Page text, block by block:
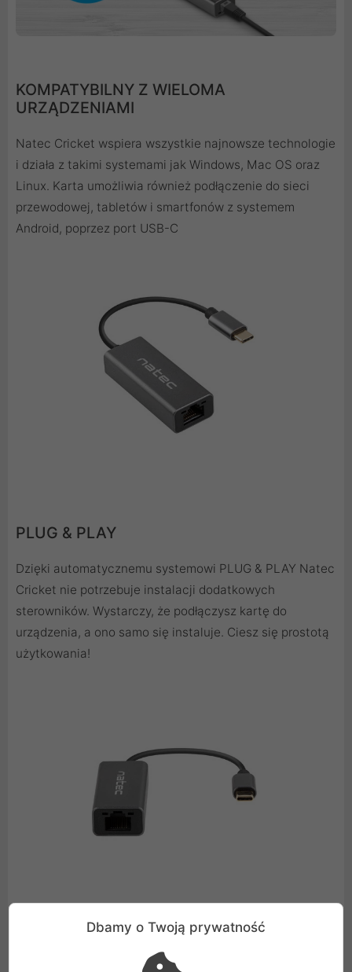
KOMPATYBILNY Z WIELOMA
URZĄDZENIAMI
Natec Cricket wspiera wszystkie najnowsze technologie
i działa z takimi systemami jak Windows, Mac OS oraz
Linux. Karta umożliwia również podłączenie do sieci
przewodowej, tabletów i smartfonów z systemem
Android, poprzez port USB-C
PLUG & PLAY
Dzięki automatycznemu systemowi PLUG & PLAY Natec
Cricket nie potrzebuje instalacji dodatkowych
sterowników. Wystarczy, że podłączysz kartę do
urządzenia, a ono samo się instaluje. Ciesz się prostotą
użytkowania!
ALUMINIOWA OBUDOWA
Dbamy o Twoją prywatność